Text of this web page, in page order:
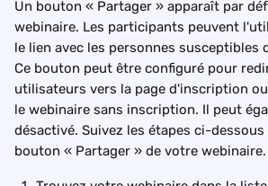
Un bouton « Partager » apparaît par
webinaire. Les participants peuvent
le lien avec les personnes susceptibles
Ce bouton peut être configuré pour
utilisateurs vers la page d'inscription
le webinaire sans inscription. Il peut
désactivé. Suivez les étapes ci-
bouton « Partager » de votre webinaire.